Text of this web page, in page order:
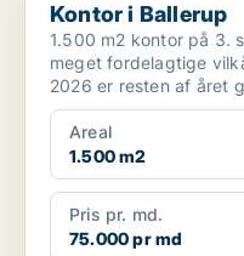
Kontor i Ballerup
1.500 m2 kontor på 3.
meget fordelagtige
Areal
1.500 m2
Pris pr. md.
75.000 pr md